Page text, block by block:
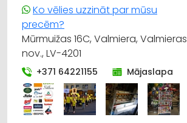
Ko vēlies uzzināt par mūsu
precēm?
Mūrmuižas 16C, Valmiera, Valmieras
nov., LV-4201
+371 64221155 Mājaslapa